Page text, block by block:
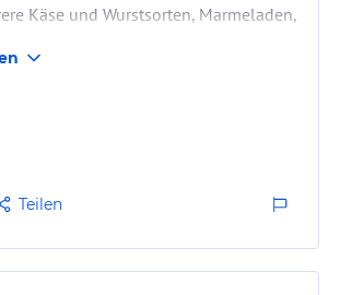
Käse und Wurstsorten, Marmeladen,
gebackene Waffel)
Teilen